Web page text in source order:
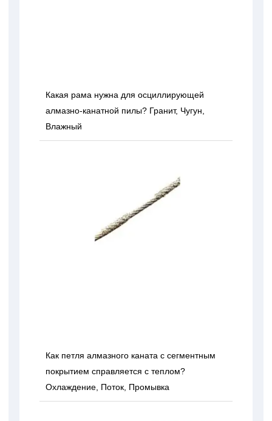
Какая рама нужна для осциллирующей
алмазно-канатной пилы? Гранит, Чугун,
Влажный
Как петля алмазного каната с сегментным
покрытием справляется с теплом?
Охлаждение, Поток, Промывка